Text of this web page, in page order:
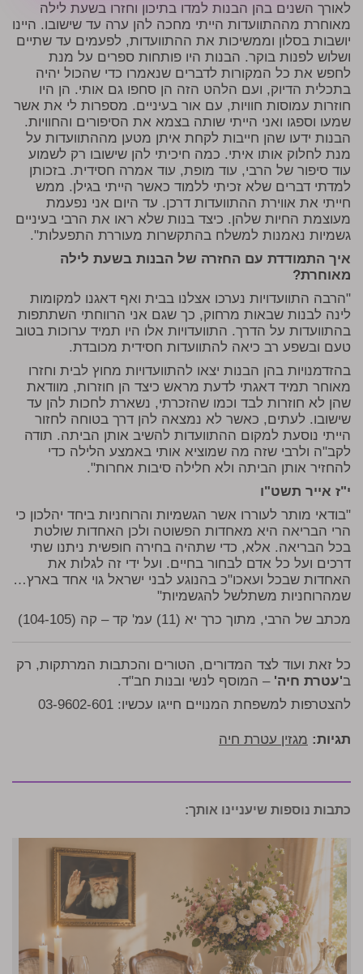
לאורך השנים בהן הבנות למדו בתיכון וחזרו בשעת לילה
מאוחרת מההתוועדות הייתי מחכה להן ערה עד שישובו. היינו
יושבות בסלון וממשיכות את ההתוועדות, לפעמים עד שתיים
ושלוש לפנות בוקר. הבנות היו פותחות ספרים על מנת
לחפש את כל המקורות לדברים שנאמרו כדי שהכול יהיה
בתכלית הדיוק, ועם הלהט הזה הן סחפו גם אותי. הן היו
חוזרות עמוסות חוויות, עם אור בעיניים. מספרות לי את אשר
שמעו וספגו ואני הייתי שותה בצמא את הסיפורים והחוויות.
הבנות ידעו שהן חייבות לקחת איתן מטען מההתוועדות על
מנת לחלוק אותו איתי. כמה חיכיתי להן שישובו רק לשמוע
עוד סיפור של הרבי, עוד מופת, עוד אמרה חסידית. בזכותן
למדתי דברים שלא זכיתי ללמוד כאשר הייתי בגילן. ממש
חייתי את אווירת ההתוועדות דרכן. עד היום אני נפעמת
מעוצמת החיות שלהן. כיצד בנות שלא ראו את הרבי בעיניים
גשמיות נאמנות למשלח בהתקשרות מעוררת התפעלות".
איך התמודדת עם החזרה של הבנות בשעת לילה
מאוחרת?
"הרבה התוועדויות נערכו אצלנו בבית ואף דאגנו למקומות
לינה לבנות שבאות מרחוק, כך שגם אני הרווחתי השתתפות
בהתוועדות על הדרך. התוועדויות אלו היו תמיד ערוכות בטוב
טעם ובשפע רב כיאה להתוועדות חסידית מכובדת.
בהזדמנויות בהן הבנות יצאו להתוועדויות מחוץ לבית וחזרו
מאוחר תמיד דאגתי לדעת מראש כיצד הן חוזרות, מוודאת
שהן לא חוזרות לבד וכמו שהזכרתי, נשארת לחכות להן עד
שישובו. לעתים, כאשר לא נמצאה להן דרך בטוחה לחזור
הייתי נוסעת למקום ההתוועדות להשיב אותן הביתה. תודה
לקב"ה ולרבי שזה מה שמוציא אותי באמצע הלילה כדי
להחזיר אותן הביתה ולא חלילה סיבות אחרות".
י"ז אייר תשט"ו
"בודאי מותר לעוררו אשר הגשמיות והרוחניות ביחד יהלכון כי
הרי הבריאה היא מאחדות הפשוטה ולכן האחדות שולטת
בכל הבריאה. אלא, כדי שתהיה בחירה חופשית ניתנו שתי
דרכים ועל כל אדם לבחור בחיים. ועל ידי זה לגלות את
האחדות שבכל ועאכו"כ בהנוגע לבני ישראל גוי אחד בארץ…
שמהרוחניות משתלשל להגשמיות"
מכתב של הרבי, מתוך כרך יא (11) עמ' קד – קה (104-105)
כל זאת ועוד לצד המדורים, הטורים והכתבות המרתקות, רק
ב'עטרת חיה' – המוסף לנשי ובנות חב"ד.
להצטרפות למשפחת המנויים חייגו עכשיו: 03-9602-601
תגיות: מגזין עטרת חיה
כתבות נוספות שיעניינו אותך: